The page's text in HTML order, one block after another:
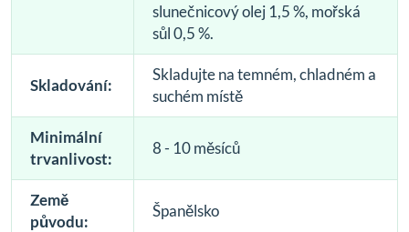
slunečnicový olej 1,5 %, mořská
sůl 0,5 %.
Skladování:
Skladujte na temném, chladném a
suchém místě
Minimální
trvanlivost:
8 - 10 měsíců
Země
původu:
Španělsko